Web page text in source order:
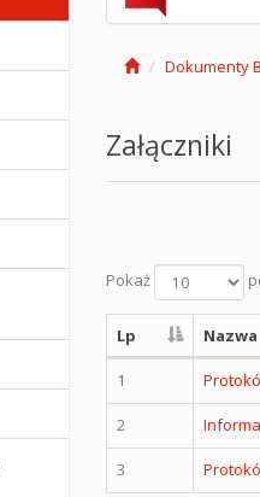
Dokumenty
Załączniki
Pokaż
Lp Nazwa
1
2
3